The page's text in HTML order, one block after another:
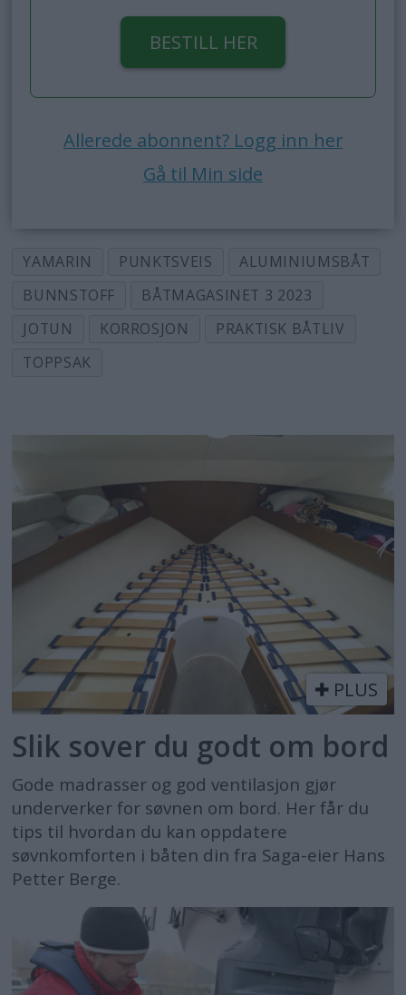
BESTILL HER
Allerede abonnent? Logg inn her
Gå til Min side
YAMARIN PUNKTSVEIS
ALUMINIUMSBÅT
BUNNSTOFF
BÅTMAGASINET 3 2023
JOTUN
KORROSJON
PRAKTISK BÅTLIV
TOPPSAK
PLUS
Slik sover du godt om bord
Gode madrasser og god ventilasjon gjør
underverker for søvnen om bord. Her får du
tips til hvordan du kan oppdatere
søvnkomforten i båten din fra Saga-eier Hans
Petter Berge.